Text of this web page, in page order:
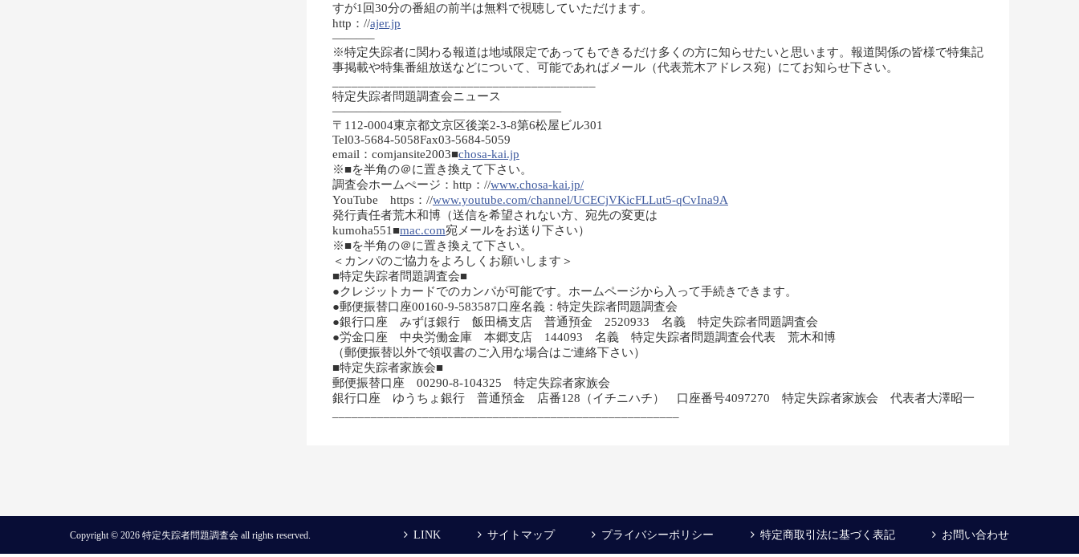
すが1回30分の番組の前半は無料で視聴していただけます。
http：//ajer.jp
———–
※特定失踪者に関わる報道は地域限定であってもできるだけ多くの方に知らせたいと思います。報道関係の皆様で特集記
事掲載や特集番組放送などについて、可能であればメール（代表荒木アドレス宛）にてお知らせ下さい。
特定失踪者問題調査会ニュース
———————————————————
〒112-0004東京都文京区後楽2-3-8第6松屋ビル301
Tel03-5684-5058Fax03-5684-5059
email：comjansite2003■chosa-kai.jp
※■を半角の＠に置き換えて下さい。
調査会ホームぺージ：http：//www.chosa-kai.jp/
YouTube https：//www.youtube.com/channel/UCECjVKicFLLut5-qCvIna9A
発行責任者荒木和博（送信を希望されない方、宛先の変更は
kumoha551■mac.com宛メールをお送り下さい）
※■を半角の＠に置き換えて下さい。
＜カンパのご協力をよろしくお願いします＞
■特定失踪者問題調査会■
●クレジットカードでのカンパが可能です。ホームページから入って手続きできます。
●郵便振替口座00160-9-583587口座名義：特定失踪者問題調査会
●銀行口座 みずほ銀行 飯田橋支店 普通預金 2520933 名義 特定失踪者問題調査会
●労金口座 中央労働金庫 本郷支店 144093 名義 特定失踪者問題調査会代表 荒木和博
（郵便振替以外で領収書のご入用な場合はご連絡下さい）
■特定失踪者家族会■
郵便振替口座 00290-8-104325 特定失踪者家族会
銀行口座 ゆうちょ銀行 普通預金 店番128（イチニハチ） 口座番号4097270 特定失踪者家族会 代表者大澤昭一
Copyright © 2026 特定失踪者問題調査会 all rights reserved. LINK サイトマップ プライバシーポリシー 特定商取引法に基づく表記 お問い合わせ